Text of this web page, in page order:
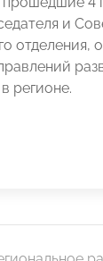
и
отделения,
регионе.